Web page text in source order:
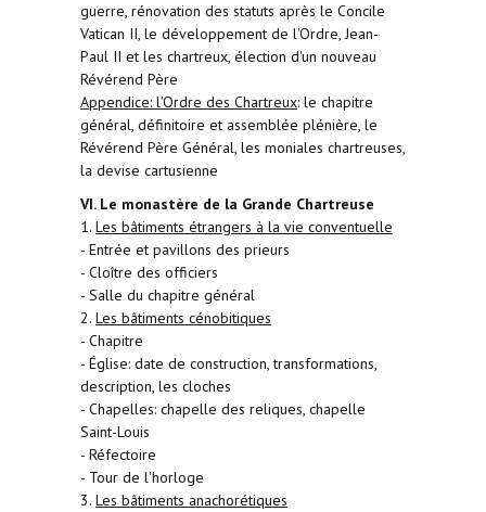
guerre, rénovation des statuts après le Concile
Vatican II, le développement de l'Ordre, Jean-
Paul II et les chartreux, élection d'un nouveau
Révérend Père
Appendice: l'Ordre des Chartreux: le chapitre
général, définitoire et assemblée plénière, le
Révérend Père Général, les moniales chartreuses,
la devise cartusienne
VI. Le monastère de la Grande Chartreuse
1. Les bâtiments étrangers à la vie conventuelle
- Entrée et pavillons des prieurs
- Cloître des officiers
- Salle du chapitre général
2. Les bâtiments cénobitiques
- Chapitre
- Église: date de construction, transformations,
description, les cloches
- Chapelles: chapelle des reliques, chapelle
Saint-Louis
- Réfectoire
- Tour de l'horloge
3. Les bâtiments anachorétiques